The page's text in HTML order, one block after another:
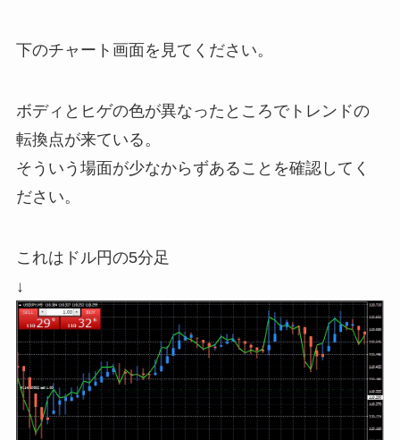
下のチャート画面を見てください。
ボディとヒゲの色が異なったところでトレンドの
転換点が来ている。
そういう場面が少なからずあることを確認してく
ださい。
これはドル円の5分足
↓